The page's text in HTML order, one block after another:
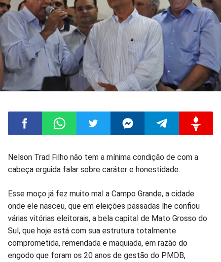
Compartilhar
Facebook
Compartilhar
Whatsapp
Compartilhar
Twitter
Compartilhar
Messenger
Compartilhar
TelegramGettr
Nelson Trad Filho não tem a mínima condição de com a
cabeça erguida falar sobre caráter e honestidade.
Esse moço já fez muito mal a Campo Grande, a cidade
onde ele nasceu, que em eleições passadas lhe confiou
várias vitórias eleitorais, a bela capital de Mato Grosso do
Sul, que hoje está com sua estrutura totalmente
comprometida, remendada e maquiada, em razão do
engodo que foram os 20 anos de gestão do PMDB,